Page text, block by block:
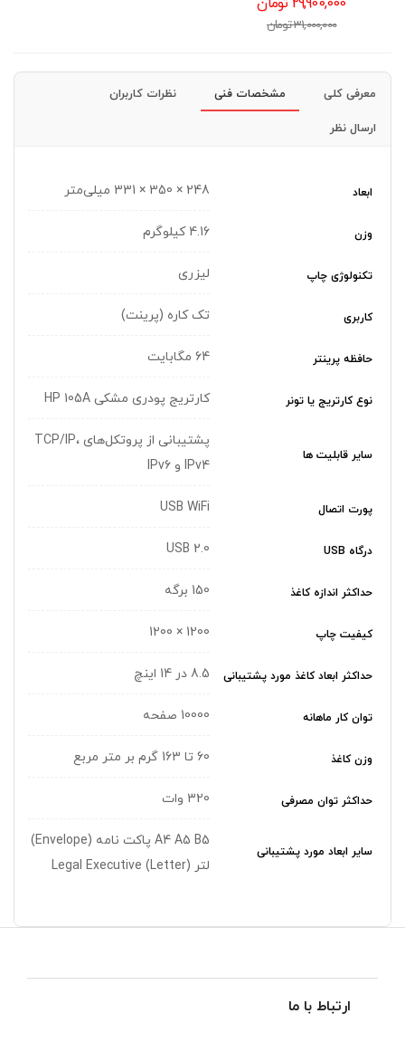
31,000,000 تومان
معرفی کلی مشخصات فنی نظرات کاربران
ارسال نظر
ابعاد 248 × 350 × 331 میلی‌متر
وزن 4.16 کیلوگرم
تکنولوژی چاپ لیزری
کاربری تک کاره (پرینت)
حافظه پرینتر 64 مگابایت
نوع کارتریج یا تونر کارتریج پودری مشکی HP 105A
سایر قابلیت ها
پشتیبانی از پروتکل‌های TCP/IP،
IPv4 و IPv6
پورت اتصال USB WiFi
درگاه USB USB 2.0
حداکثر اندازه کاغذ 150 برگه
کیفیت چاپ 1200 × 1200
حداکثر ابعاد کاغذ مورد پشتیبانی 8.5 در 14 اینچ
توان کار ماهانه 10000 صفحه
وزن کاغذ 60 تا 163 گرم بر متر مربع
حداکثر توان مصرفی 320 وات
سایر ابعاد مورد پشتیبانی
A4 A5 B5 پاکت نامه (Envelope)
لتر (Letter) Legal Executive
ارتباط با ما